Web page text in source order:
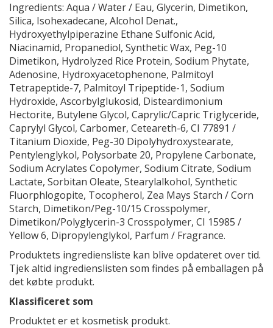
Ingredients: Aqua / Water / Eau, Glycerin, Dimetikon,
Silica, Isohexadecane, Alcohol Denat.,
Hydroxyethylpiperazine Ethane Sulfonic Acid,
Niacinamid, Propanediol, Synthetic Wax, Peg-10
Dimetikon, Hydrolyzed Rice Protein, Sodium Phytate,
Adenosine, Hydroxyacetophenone, Palmitoyl
Tetrapeptide-7, Palmitoyl Tripeptide-1, Sodium
Hydroxide, Ascorbylglukosid, Disteardimonium
Hectorite, Butylene Glycol, Caprylic/Capric Triglyceride,
Caprylyl Glycol, Carbomer, Ceteareth-6, CI 77891 /
Titanium Dioxide, Peg-30 Dipolyhydroxystearate,
Pentylenglykol, Polysorbate 20, Propylene Carbonate,
Sodium Acrylates Copolymer, Sodium Citrate, Sodium
Lactate, Sorbitan Oleate, Stearylalkohol, Synthetic
Fluorphlogopite, Tocopherol, Zea Mays Starch / Corn
Starch, Dimetikon/Peg-10/15 Crosspolymer,
Dimetikon/Polyglycerin-3 Crosspolymer, CI 15985 /
Yellow 6, Dipropylenglykol, Parfum / Fragrance.
Produktets ingrediensliste kan blive opdateret over tid.
Tjek altid ingredienslisten som findes på emballagen på
det købte produkt.
Klassificeret som
Produktet er et kosmetisk produkt.